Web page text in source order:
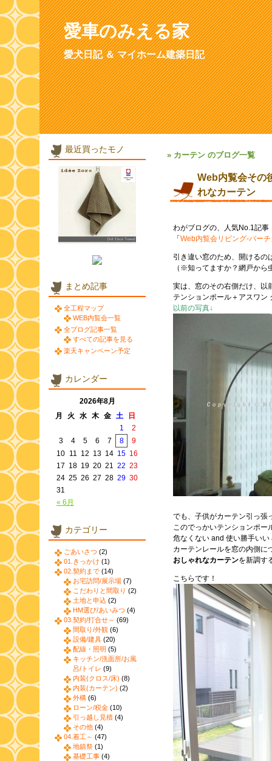
愛車のみえる家
愛犬日記 ＆ マイホーム建築日記
» カーテン のブログ一覧
Web内覧会その
れなカーテン
わがブログの、人気No.1記事
「 Web内覧会リビング-バー
引き違い窓のため、開けるの
（※知ってますか？網戸から
実は、窓のその右側だけ、以
テンションポール＋アスワ
以前の写真↓
でも、子供がカーテン引っ張
このでっかいテンションポー
危なくない and 使い勝手い
カーテンレールを窓の内側に
おしゃれなカーテンを新調す
こちらです！
最近買ったモノ
まとめ記事
全工程マップ
WEB内覧会一覧
全ブログ記事一覧
すべての記事を見る
楽天キャンペーン予定
カレンダー
2026年8月
月
火 水 木 金 土 日
« 6月
1
2
3
4 5 6 7 8
9
10 11 12 13 14 15 16
17 18 19 20 21 22 23
24 25 26 27 28 29 30
31
カテゴリー
ごあいさつ (2)
01.きっかけ (1)
02.契約まで (14)
お宅訪問/展示場 (7)
こだわりと間取り (2)
土地と申込 (2)
HM選び/あいみつ (4)
03.契約/打合せ～ (69)
間取り/外観 (6)
設備/建具 (20)
配線・照明 (5)
キッチン/洗面所/お風
呂/トイレ (9)
内装(クロス/床) (8)
内装(カーテン) (2)
外構 (6)
ローン/税金 (10)
引っ越し見積 (4)
その他 (4)
04.着工～ (47)
地鎮祭 (1)
基礎工事 (4)